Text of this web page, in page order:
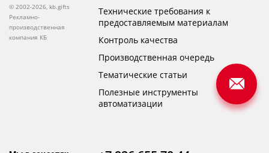
© 2002-2026, kb.gifts
Рекламно-
производственная
компания КБ
Технические требования к
предоставляемым материалам
Контроль качества
Производственная очередь
Тематические статьи
Полезные инструменты
автоматизации